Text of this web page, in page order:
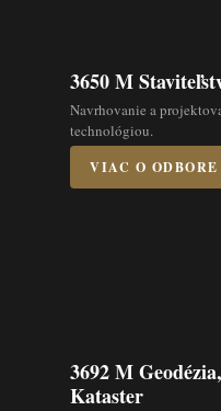
3650 M
Navrhovanie a
technológiou.
VIAC O
3692 M
Kataster